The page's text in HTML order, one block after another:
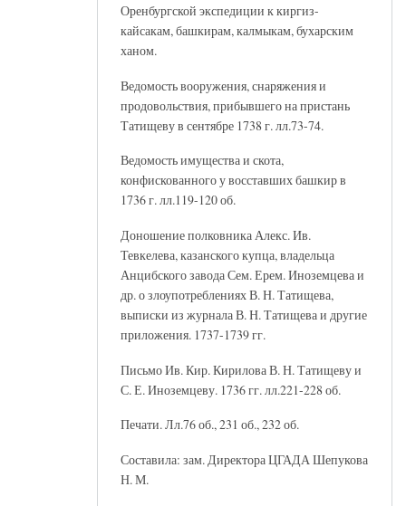
Оренбургской экспедиции к киргиз-
кайсакам, башкирам, калмыкам, бухарским
ханом.
Ведомость вооружения, снаряжения и
продовольствия, прибывшего на пристань
Татищеву в сентябре 1738 г. лл.73-74.
Ведомость имущества и скота,
конфискованного у восставших башкир в
1736 г. лл.119-120 об.
Доношение полковника Алекс. Ив.
Тевкелева, казанского купца, владельца
Анцибского завода Сем. Ерем. Иноземцева и
др. о злоупотреблениях В. Н. Татищева,
выписки из журнала В. Н. Татищева и другие
приложения. 1737-1739 гг.
Письмо Ив. Кир. Кирилова В. Н. Татищеву и
С. Е. Иноземцеву. 1736 гг. лл.221-228 об.
Печати. Лл.76 об., 231 об., 232 об.
Составила: зам. Директора ЦГАДА Шепукова
Н. М.